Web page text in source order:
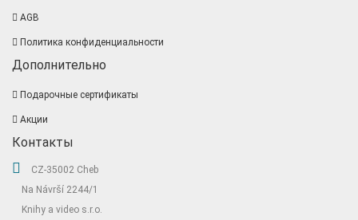
AGB
Политика конфиденциальности
Дополнительно
Подарочные сертификаты
Акции
Контакты
CZ-35002 Cheb
Na Návrší 2244/1
Knihy a video s.r.o.